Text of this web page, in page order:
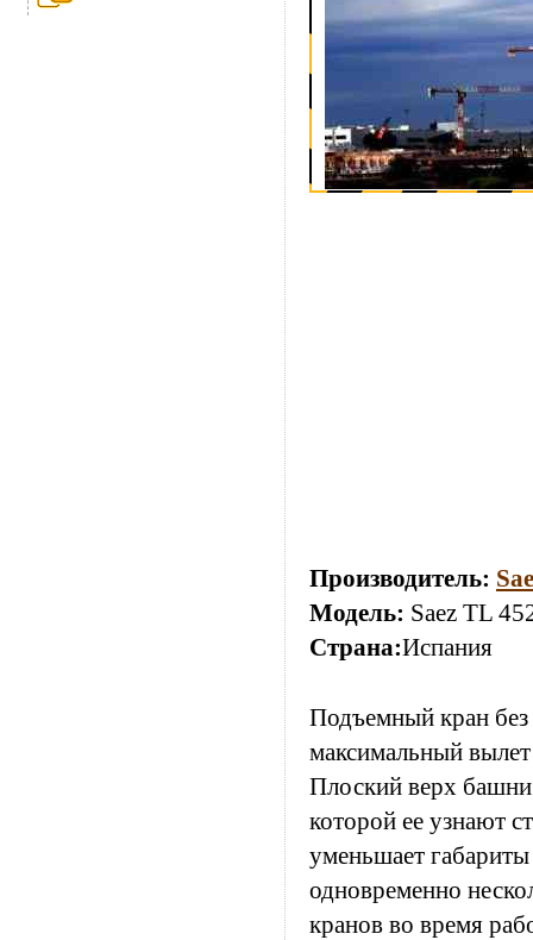
Производитель:
Модель: Saez TL
Страна:Испания
Подъемный кран
максимальный
Плоский верх
которой ее узнают
уменьшает габариты
одновременно
кранов во время